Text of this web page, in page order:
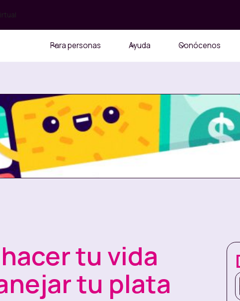
Para personas Ayuda Conócenos
tu vida
tu plata